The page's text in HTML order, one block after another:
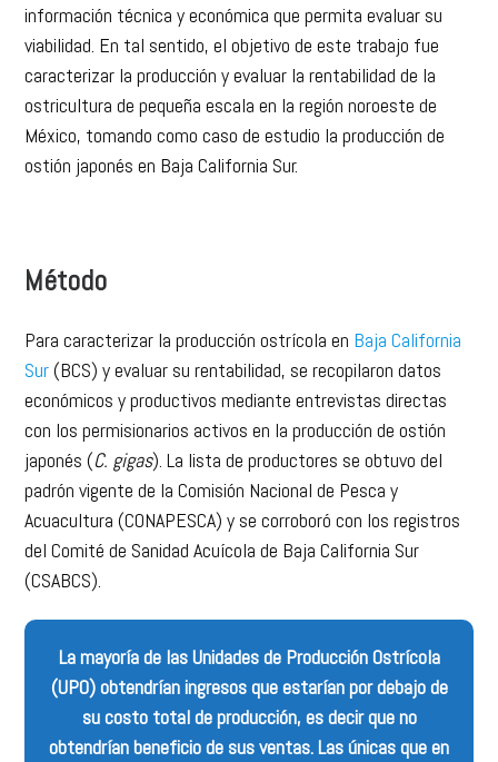
información técnica y económica que permita evaluar su
viabilidad. En tal sentido, el objetivo de este trabajo fue
caracterizar la producción y evaluar la rentabilidad de la
ostricultura de pequeña escala en la región noroeste de
México, tomando como caso de estudio la producción de
ostión japonés en Baja California Sur.
Método
Para caracterizar la producción ostrícola en Baja California
Sur(BCS) y evaluar su rentabilidad, se recopilaron datos
económicos y productivos mediante entrevistas directas
con los permisionarios activos en la producción de ostión
japonés (C. gigas). La lista de productores se obtuvo del
padrón vigente de la Comisión Nacional de Pesca y
Acuacultura (CONAPESCA) y se corroboró con los registros
del Comité de Sanidad Acuícola de Baja California Sur
(CSABCS).
La mayoría de las Unidades de Producción Ostrícola
(UPO) obtendrían ingresos que estarían por debajo de
su costo total de producción, es decir que no
obtendrían beneficio de sus ventas. Las únicas que en